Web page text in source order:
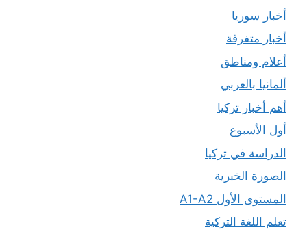
أخبار سوريا
أخبار متفرقة
أعلام ومناطق
ألمانيا بالعربي
أهم أخبار تركيا
أول الأسبوع
الدراسة في تركيا
الصورة الخبرية
المستوى الأول A1-A2
تعلم اللغة التركية